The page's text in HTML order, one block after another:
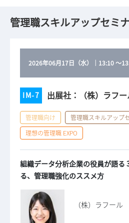
管理職スキルアップセミ
2026年06月17日（水） ｜ 13:10～
IM-7 出展社：（株）ラフ
管理職向け
管理職スキルアップ
理想の管理職 EXPO
組織データ分析企業の役員が語る
る、管理職強化のススメ方
（株